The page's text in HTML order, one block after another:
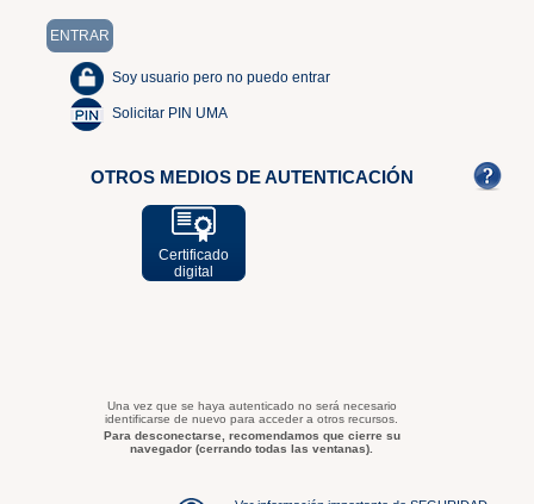
Soy usuario pero no puedo entrar
Solicitar PIN UMA
OTROS MEDIOS DE AUTENTICACIÓN
Certificado
digital
Una vez que se haya autenticado no será necesario
identificarse de nuevo para acceder a otros recursos.
Para desconectarse, recomendamos que cierre su
navegador (cerrando todas las ventanas).